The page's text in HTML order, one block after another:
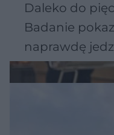
Daleko do
Badanie
naprawdę